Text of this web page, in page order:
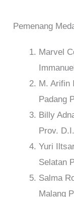
Pemenang
Marvel
M. Arifin
Padang
Billy
Prov.
Yuri
Selatan
Salma
Malang